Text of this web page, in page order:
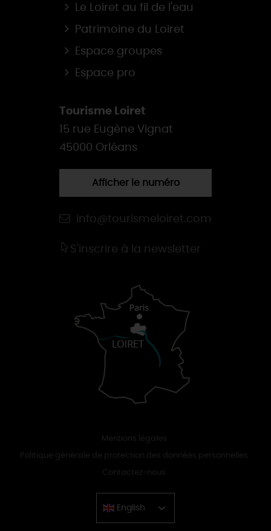
Le Loiret au fil de l'eau
Patrimoine du Loiret
Espace groupes
Espace pro
Tourisme Loiret
15 rue Eugène Vignat
45000 Orléans
Afficher le numéro
info@tourismeloiret.com
S'inscrire à la newsletter
Mentions légales
Politique générale de protection des données personnelles
Contactez-nous
English
Chinese